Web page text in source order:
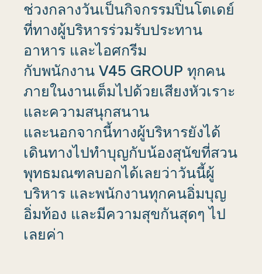
ช่วงกลางวันเป็นกิจกรรมปิ่นโตเดย์
ที่ทางผู้บริหารร่วมรับประทาน
อาหาร และไอศกรีม
กับพนักงาน V45 GROUP ทุกคน
ภายในงานเต็มไปด้วยเสียงหัวเราะ
และความสนุกสนาน
และนอกจากนี้ทางผู้บริหารยังได้
เดินทางไปทำบุญกับน้องสุนัขที่สวน
พุทธมณฑลบอกได้เลยว่าวันนี้ผู้
บริหาร และพนักงานทุกคนอิ่มบุญ
อิ่มท้อง และมีความสุขกันสุดๆ ไป
เลยค่า